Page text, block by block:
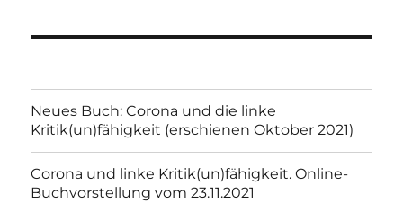
Neues Buch: Corona und die linke
Kritik(un)fähigkeit (erschienen Oktober 2021)
Corona und linke Kritik(un)fähigkeit. Online-
Buchvorstellung vom 23.11.2021